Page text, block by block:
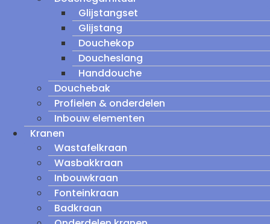
Glijstangset
Glijstang
Douchekop
Doucheslang
Handdouche
Douchebak
Profielen & onderdelen
Inbouw elementen
Kranen
Wastafelkraan
Wasbakkraan
Inbouwkraan
Fonteinkraan
Badkraan